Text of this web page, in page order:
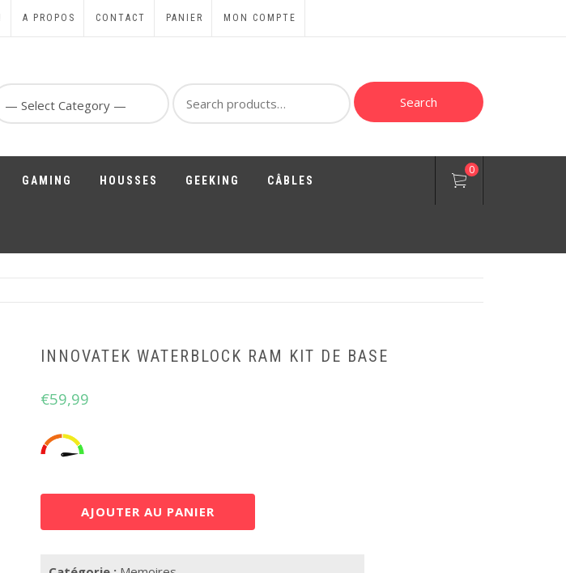
A PROPOS CONTACT PANIER MON COMPTE
Search
for:
Search
GAMING HOUSSES GEEKING CÂBLES
0
INNOVATEK WATERBLOCK RAM KIT DE BASE
€59,99
AJOUTER AU PANIER